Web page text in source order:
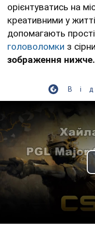
орієнтуватись на
креативними у
допомагають
головоломки з
зображення нижче.